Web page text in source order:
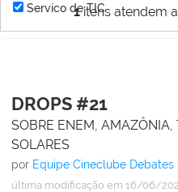
1itens atendem
Servico de TIC
DROPS #21
SOBRE ENEM, AMAZÔNIA,
SOLARES
por Equipe Cineclube Debates
última modificação em 16/06/